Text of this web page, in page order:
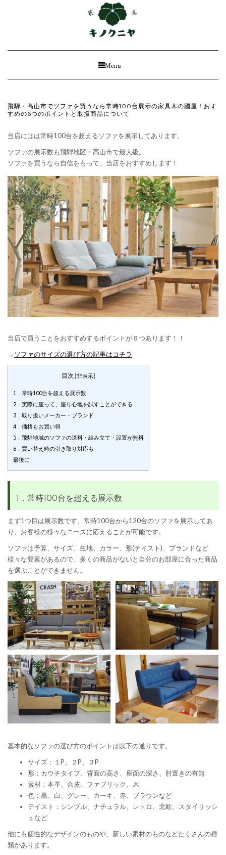
Toggle
Menu
飛騨・高山市でソファを買うなら常時100台展示の家具木の國屋！おす
すめの6つのポイントと取扱商品について
当店にはは常時100台を超えるソファを展示してあります。
ソファの展示数も飛騨地区・高山市で最大級。
ソファを買うなら自信をもって、当店をおすすめします！
当店で買うことをおすすめするポイントが６つあります！！
→ ソファのサイズの選び方の記事はコチラ
目次 [非表示]
1．常時100台を超える展示数
2．実際に座って、座り心地を試すことができる
3．取り扱いメーカー・ブランド
4．価格もお買い得
5．飛騨地域のソファの送料・組み立て・設置が無料
6．買い替え時の引き取り対応も
最後に
1．常時100台を超える展示数
まず1つ目は展示数です。常時100台から120台のソファを展示してあ
り、お客様の様々なニーズに応えることが可能です。
ソファは予算、サイズ、生地、カラー、形(テイスト)、ブランドなど
様々な要素があるので、多くの商品がないと自分のお部屋に合った商品
を選ぶことができません。
基本的なソファの選び方のポイントは以下の通りです。
サイズ：１P、２P、３P
形：カウチタイプ、背面の高さ、座面の深さ、肘置きの有無
素材：本革、合皮、ファブリック、木
色：黒、白、グレー、カーキ、赤、ブラウンなど
テイスト：シンプル、ナチュラル、レトロ、北欧、スタイリッシ
ュなど
他にも個性的なデザインのものや、新しい素材のものなどたくさんの種
類があります。